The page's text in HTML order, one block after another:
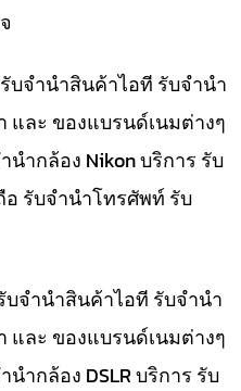
บจำนำสินค้าไอที รับจำนำ
และ ของแบรนด์เนมต่างๆ
ำกล้อง Nikon บริการ รับ
รับจำนำโทรศัพท์ รับ
บจำนำสินค้าไอที รับจำนำ
และ ของแบรนด์เนมต่างๆ
ำกล้อง DSLR บริการ รับ